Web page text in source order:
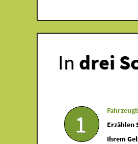
In drei
1
Erzählen
Ihrem